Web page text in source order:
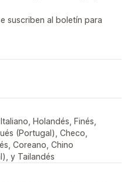
suscriben al boletín para
Holandés, Finés,
(Portugal), Checo,
Coreano, Chino
y Tailandés